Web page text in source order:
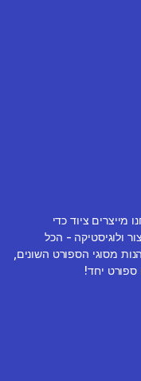
ציוד כדי
ולוגיסטיקה - הכל
מסוגי הספורט השונים,